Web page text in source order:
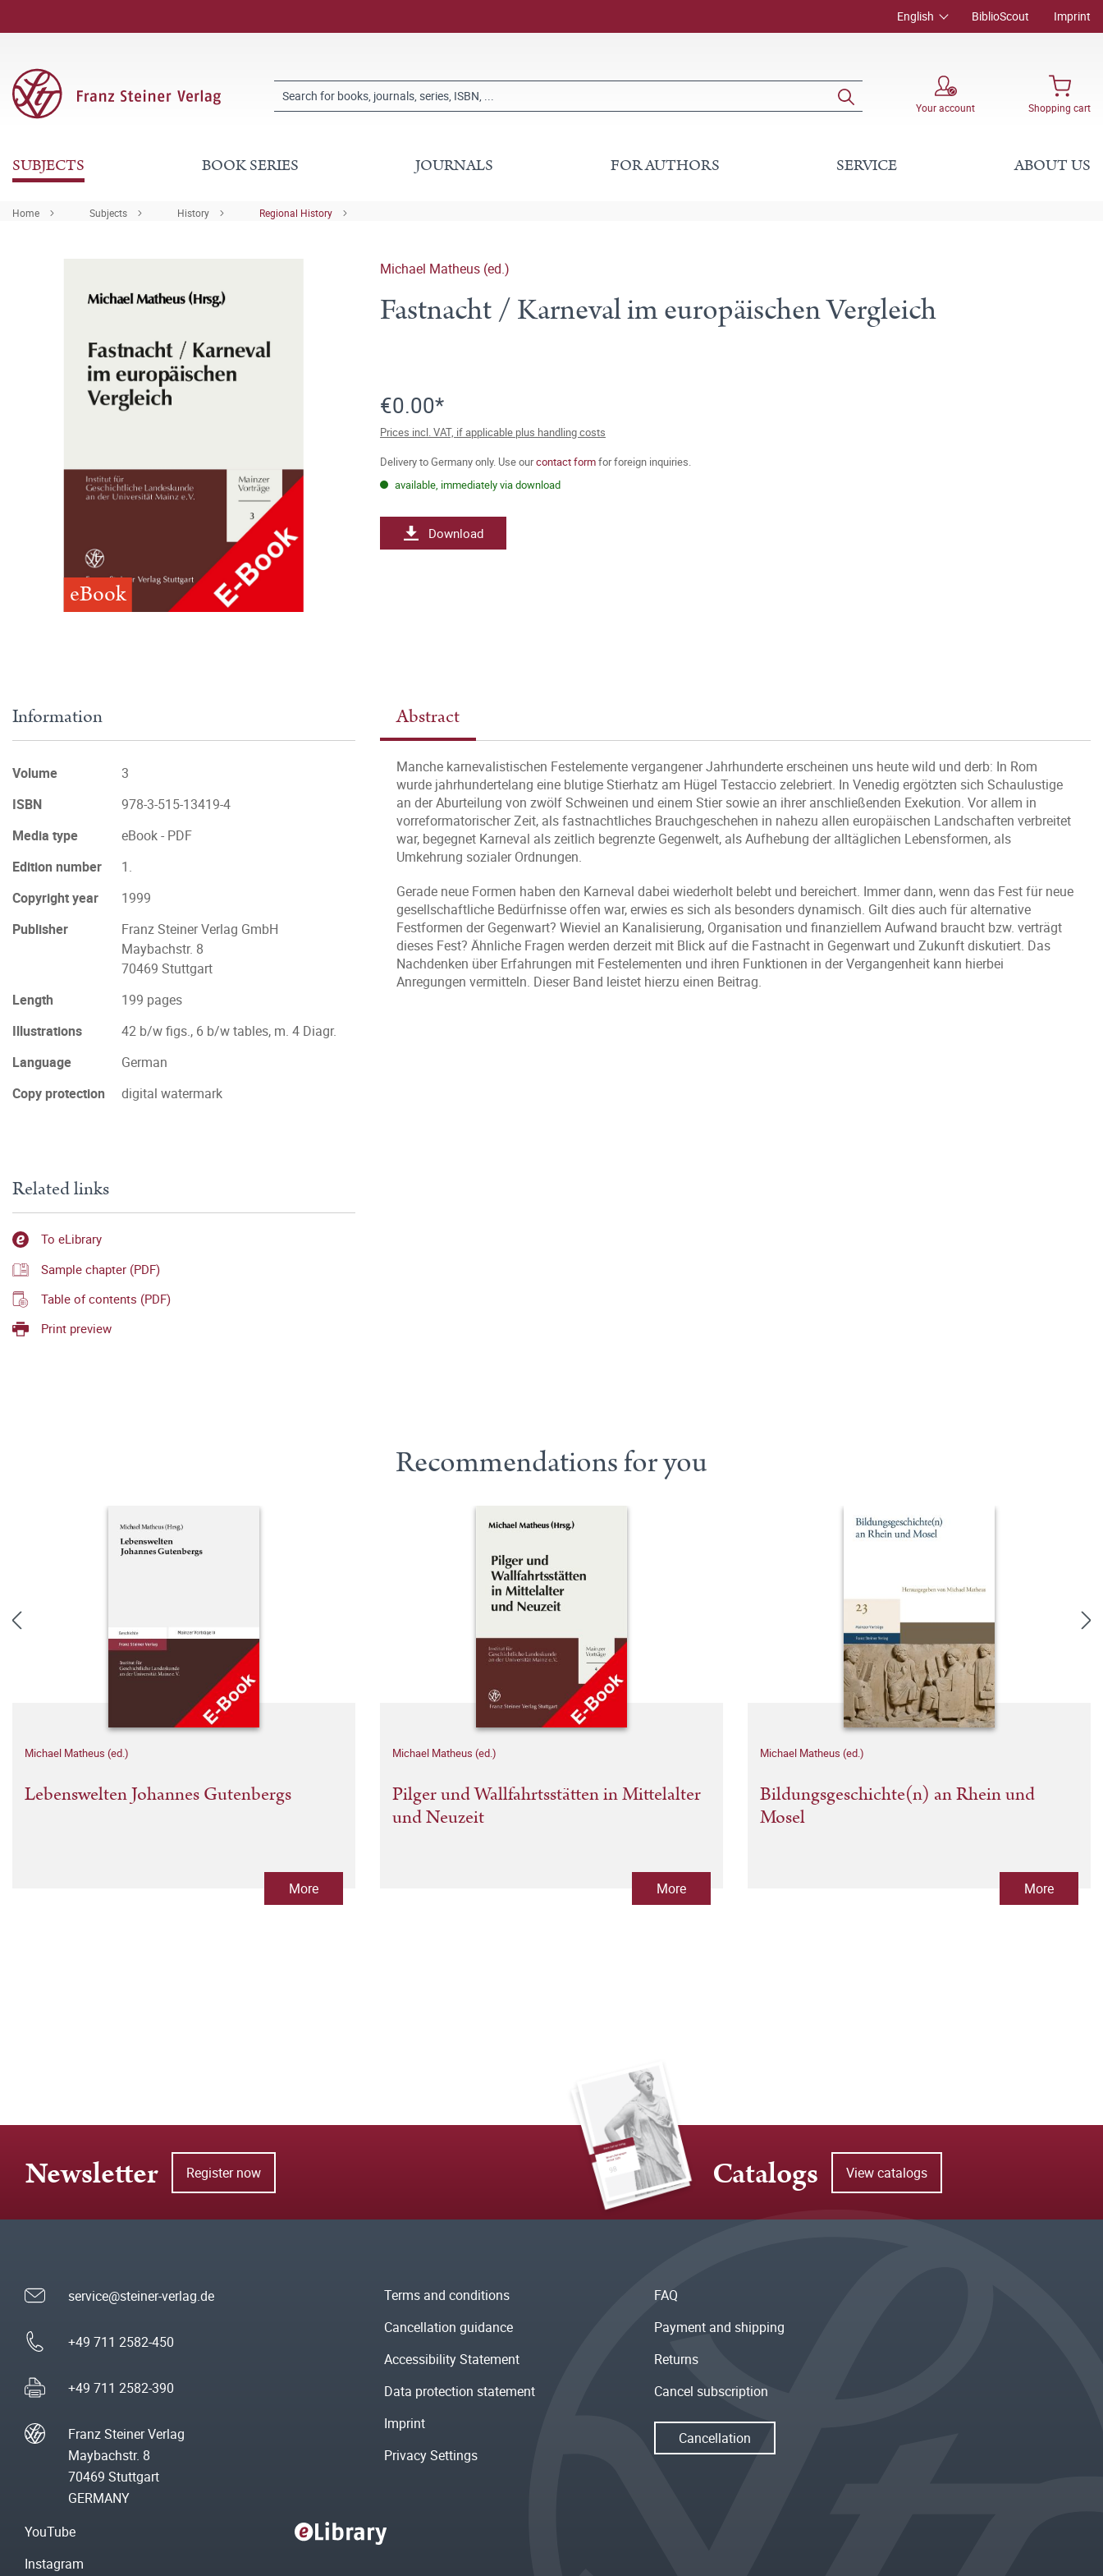
English BiblioScout Imprint
Your account Shopping cart
SUBJECTS BOOK SERIES JOURNALS FOR AUTHORS SERVICE ABOUT US
Home Subjects History Regional History
eBook
Michael Matheus (ed.)
Fastnacht / Karneval im europäischen Vergleich
€0.00*
Prices incl. VAT, if applicable plus handling costs
Delivery to Germany only. Use ourcontact formfor foreign inquiries.
available, immediately via download
Download
Abstract
Manche karnevalistischen Festelemente vergangener Jahrhunderte erscheinen uns heute wild und derb: In Rom
wurde jahrhundertelang eine blutige Stierhatz am Hügel Testaccio zelebriert. In Venedig ergötzten sich Schaulustige
an der Aburteilung von zwölf Schweinen und einem Stier sowie an ihrer anschließenden Exekution. Vor allem in
vorreformatorischer Zeit, als fastnachtliches Brauchgeschehen in nahezu allen europäischen Landschaften verbreitet
war, begegnet Karneval als zeitlich begrenzte Gegenwelt, als Aufhebung der alltäglichen Lebensformen, als
Umkehrung sozialer Ordnungen.
Gerade neue Formen haben den Karneval dabei wiederholt belebt und bereichert. Immer dann, wenn das Fest für neue
gesellschaftliche Bedürfnisse offen war, erwies es sich als besonders dynamisch. Gilt dies auch für alternative
Festformen der Gegenwart? Wieviel an Kanalisierung, Organisation und finanziellem Aufwand braucht bzw. verträgt
dieses Fest? Ähnliche Fragen werden derzeit mit Blick auf die Fastnacht in Gegenwart und Zukunft diskutiert. Das
Nachdenken über Erfahrungen mit Festelementen und ihren Funktionen in der Vergangenheit kann hierbei
Anregungen vermitteln. Dieser Band leistet hierzu einen Beitrag.
Information
Volume
3
ISBN
978-3-515-13419-4
Media type
eBook - PDF
Edition number
1.
Copyright year
1999
Publisher
Franz Steiner Verlag GmbH
Maybachstr. 8
70469 Stuttgart
Length
199 pages
Illustrations
42 b/w figs., 6 b/w tables, m. 4 Diagr.
Language
German
Copy protection
digital watermark
Related links
To eLibrary
Sample chapter (PDF)
Table of contents (PDF)
Print preview
Recommendations for you
Michael Matheus (ed.)
Lebenswelten Johannes Gutenbergs
More
Michael Matheus (ed.)
Pilger und Wallfahrtsstätten in Mittelalter
und Neuzeit
More
Michael Matheus (ed.)
Bildungsgeschichte(n) an Rhein und
Mosel
More
Newsletter Register now Catalogs View catalogs
service@steiner-verlag.de
+49 711 2582-450
+49 711 2582-390
Franz Steiner Verlag
Maybachstr. 8
70469 Stuttgart
GERMANY
Terms and conditions
Cancellation guidance
Accessibility Statement
Data protection statement
Imprint
Privacy Settings
FAQ
Payment and shipping
Returns
Cancel subscription
Cancellation
YouTube
Instagram